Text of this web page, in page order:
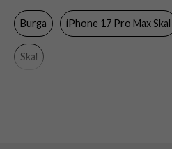
Material
Varumärke
Burga iPhone 17 Pro Max Skal
Skal